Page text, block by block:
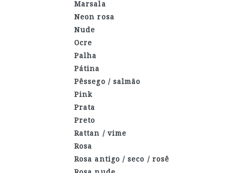
Marsala
Neon rosa
Nude
Ocre
Palha
Pátina
Pêssego / salmão
Pink
Prata
Preto
Rattan / vime
Rosa
Rosa antigo / seco / rosê